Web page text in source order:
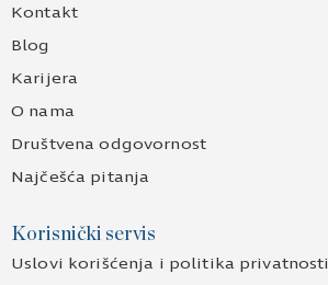
Kontakt
Blog
Karijera
O nama
Društvena odgovornost
Najčešća pitanja
Korisnički servis
Uslovi korišćenja i politika privatnosti